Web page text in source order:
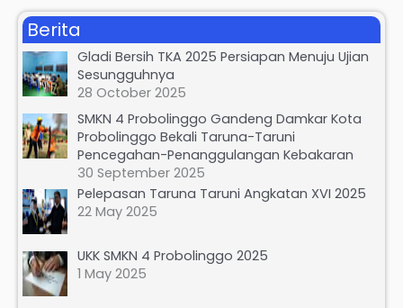
a
c
h
o
Berita
Gladi Bersih TKA 2025 Persiapan Menuju Ujian
Sesungguhnya
28 October 2025
SMKN 4 Probolinggo Gandeng Damkar Kota
Probolinggo Bekali Taruna-Taruni
Pencegahan-Penanggulangan Kebakaran
30 September 2025
Pelepasan Taruna Taruni Angkatan XVI 2025
22 May 2025
UKK SMKN 4 Probolinggo 2025
1 May 2025